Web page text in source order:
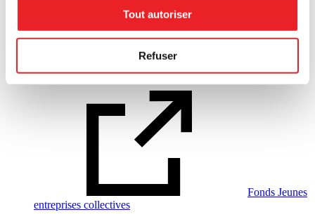
Tout autoriser
Refuser
projet d'économie sociale
Fonds Jeunes entreprises collectives
Fonds Jeunes
entreprises collectives